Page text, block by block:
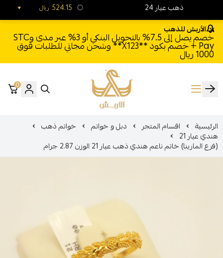
الأربش للذهب
خصم يصل إلى 7.5% بالتحويل البنكي أو 3% عبر مدى وSTC
Pay + خصم بكود **X123** وشحن مجاني للطلبات فوق
1000 ريال
الأربش للذهب
0
الرئيسية اقسام المتجر دبل و خواتم خواتم ذهب
هندي عيار 21
(فرع المارينا) خاتم ناعم هندي ذهب عيار 21 الوزن 2.87 جرام
24 ذهب عيار ريال 524.15